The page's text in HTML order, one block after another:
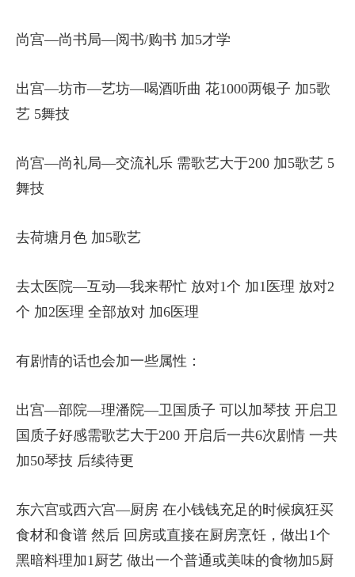
尚宫—尚书局—阅书/购书 加5才学
出宫—坊市—艺坊—喝酒听曲 花1000两银子 加5歌
艺 5舞技
尚宫—尚礼局—交流礼乐 需歌艺大于200 加5歌艺 5
舞技
去荷塘月色 加5歌艺
去太医院—互动—我来帮忙 放对1个 加1医理 放对2
个 加2医理 全部放对 加6医理
有剧情的话也会加一些属性：
出宫—部院—理潘院—卫国质子 可以加琴技 开启卫
国质子好感需歌艺大于200 开启后一共6次剧情 一共
加50琴技 后续待更
东六宫或西六宫—厨房 在小钱钱充足的时候疯狂买
食材和食谱 然后 回房或直接在厨房烹饪，做出1个
黑暗料理加1厨艺 做出一个普通或美味的食物加5厨